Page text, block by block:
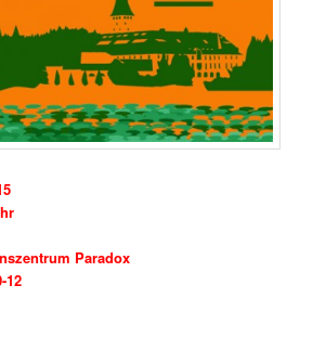
Paradox
12